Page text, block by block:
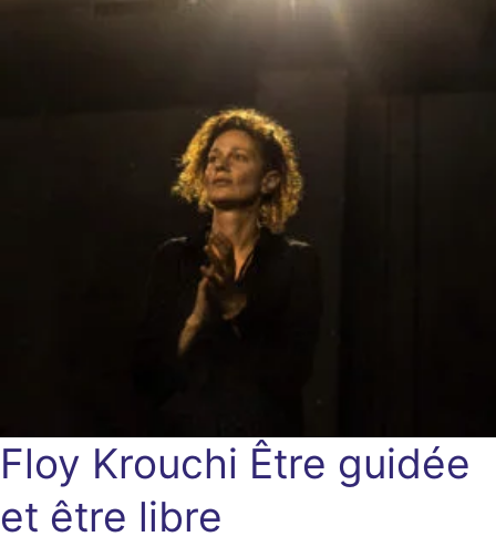
Floy Krouchi Être guidée
et être libre